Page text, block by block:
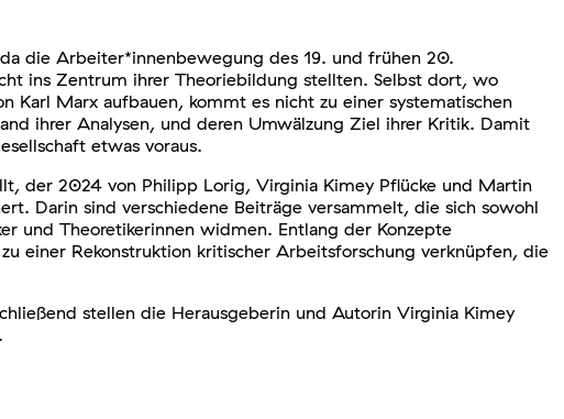
die Arbeiter*innenbewegung des 19. und frühen 20.
ins Zentrum ihrer Theoriebildung stellten. Selbst dort, wo
Marx aufbauen, kommt es nicht zu einer systematischen
ihrer Analysen, und deren Umwälzung Ziel ihrer Kritik. Damit
etwas voraus.
der 2024 von Philipp Lorig, Virginia Kimey Pflücke und Martin
Darin sind verschiedene Beiträge versammelt, die sich sowohl
und Theoretikerinnen widmen. Entlang der Konzepte
einer Rekonstruktion kritischer Arbeitsforschung verknüpfen, die
stellen die Herausgeberin und Autorin Virginia Kimey